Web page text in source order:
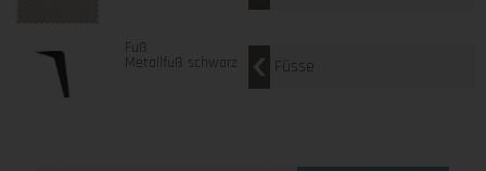
Fuß
Metallfuß schwarz Füsse